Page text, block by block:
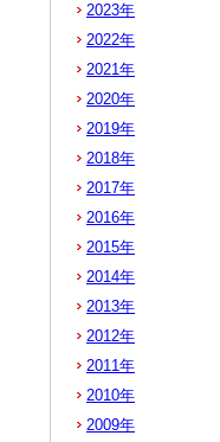
2023年
2022年
2021年
2020年
2019年
2018年
2017年
2016年
2015年
2014年
2013年
2012年
2011年
2010年
2009年